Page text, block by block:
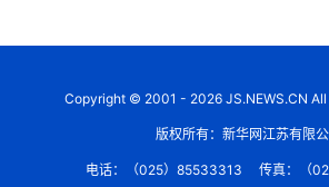
Copyright © 2001 - 2026 JS.NEWS.CN All
版权所有：新华网江苏有限
电话：（025）85533313 传真：（